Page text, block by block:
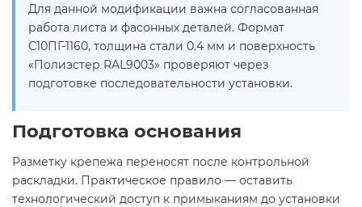
Для данной модификации важна согласованная
работа листа и фасонных деталей. Формат
С10ПГ-1160, толщина стали 0.4 мм и поверхность
«Полиэстер RAL9003» проверяют через
подготовке последовательности установки.
Подготовка основания
Разметку крепежа переносят после контрольной
раскладки. Практическое правило — оставить
технологический доступ к примыканиям до установки